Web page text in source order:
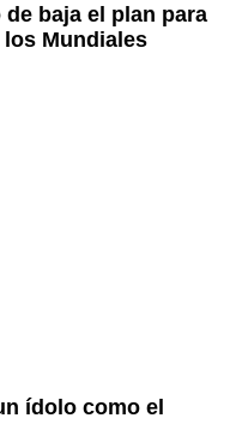
baja el plan para
Mundiales
ídolo como el